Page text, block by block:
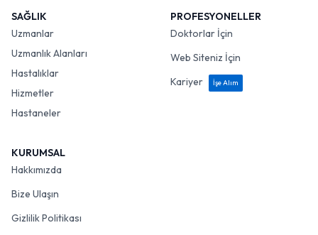
SAĞLIK
Uzmanlar
Uzmanlık Alanları
Hastalıklar
Hizmetler
Hastaneler
PROFESYONELLER
Doktorlar İçin
Web Siteniz İçin
Kariyer
İşe Alım
KURUMSAL
Hakkımızda
Bize Ulaşın
Gizlilik Politikası